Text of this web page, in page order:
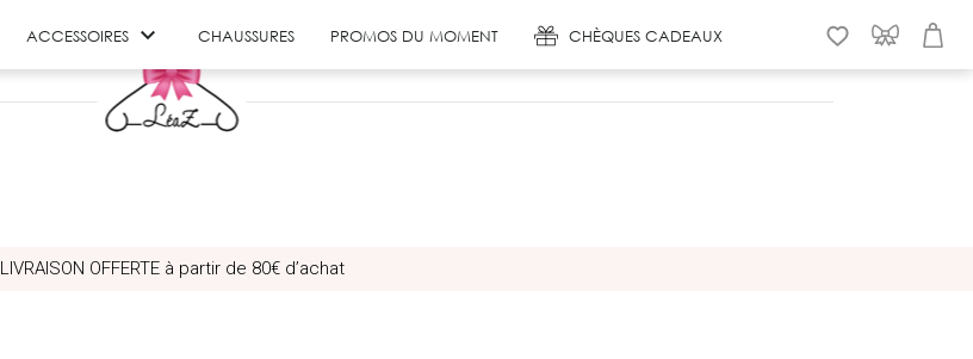
ACCESSOIRES  CHAUSSURES PROMOS DU MOMENT CHÈQUES CADEAUX
LIVRAISON OFFERTE à partir de 80€ d’achat